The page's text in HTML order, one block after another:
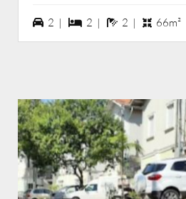
2 vagas na garagem
2 | 2 dormiórios
2 | 2 banheiros
2 | 66m²